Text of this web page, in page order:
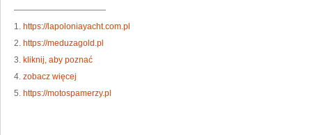
———————————
1. https://lapoloniayacht.com.pl
2. https://meduzagold.pl
3. kliknij, aby poznać
4. zobacz więcej
5. https://motospamerzy.pl